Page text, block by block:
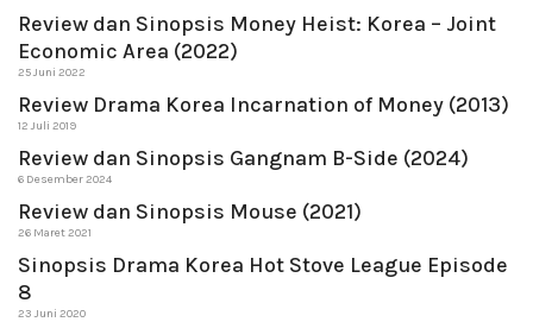
Review dan Sinopsis Money Heist: Korea – Joint
Economic Area (2022)
25 Juni 2022
Review Drama Korea Incarnation of Money (2013)
12 Juli 2019
Review dan Sinopsis Gangnam B-Side (2024)
6 Desember 2024
Review dan Sinopsis Mouse (2021)
26 Maret 2021
Sinopsis Drama Korea Hot Stove League Episode
8
23 Juni 2020